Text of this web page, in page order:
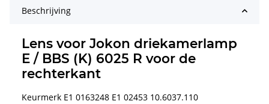
Beschrijving
Lens voor Jokon driekamerlamp
E / BBS (K) 6025 R voor de
rechterkant
Keurmerk E1 0163248 E1 02453 10.6037.110